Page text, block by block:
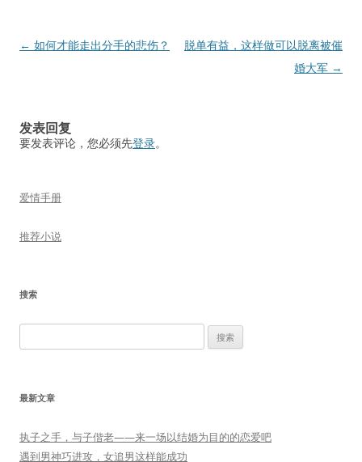
文
← 如何才能走出分手的悲伤？
脱单有益，这样做可以脱离被催
婚大军 →
发表回复
要发表评论，您必须先登录。
爱情手册
推荐小说
搜索
索：
最新文章
执子之手，与子偕老——来一场以结婚为目的的恋爱吧
遇到男神巧进攻，女追男这样能成功